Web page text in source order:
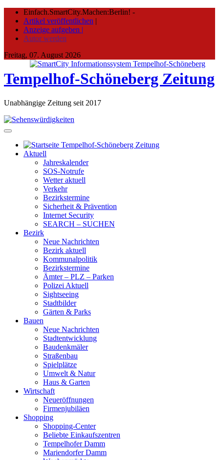
Skip
content
Einfach.SmartCity.Machen:Berlin! -
Artikel veröffentlichen |
Anzeige aufgeben |
Autor werden
Freitag, 07. August 2026
Tempelhof-Schöneberg Zeitung
Unabhängige Zeitung seit 2017
Aktuell
Jahreskalender
SOS-Notrufe
Wetter aktuell
Verkehr
Bezirkstermine
Sicherheit & Prävention
Internet Security
SEARCH – SUCHEN
Bezirk
Neue Nachrichten
Bezirk aktuell
Kommunalpolitik
Bezirkstermine
Ämter – PLZ – Parken
Polizei Aktuell
Sightseeing
Stadtbilder
Gärten & Parks
Bauen
Neue Nachrichten
Stadtentwicklung
Baudenkmäler
Straßenbau
Spielplätze
Umwelt & Natur
Haus & Garten
Wirtschaft
Neueröffnungen
Firmenjubiläen
Shopping
Shopping-Center
Beliebte Einkaufszentren
Tempelhofer Damm
Mariendorfer Damm